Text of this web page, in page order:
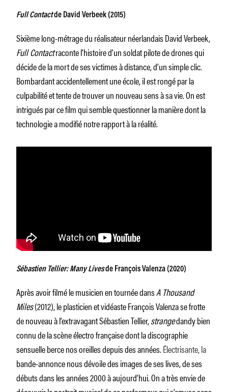
Full Contactde David Verbeek (2015)
Sixième long-métrage du réalisateur néerlandais David Verbeek,
Full Contactraconte l’histoire d’un soldat pilote de drones qui
décide de la mort de ses victimes à distance, d’un simple clic.
Bombardant accidentellement une école, il est rongé par la
culpabilité et tente de trouver un nouveau sens à sa vie. On est
intrigués par ce film qui semble questionner la manière dont la
technologie a modifié notre rapport à la réalité.
Sébastien Tellier: Many Livesde François Valenza (2020)
Après avoir filmé le musicien en tournée dansA Thousand
Miles(2012), le plasticien et vidéaste François Valenza se frotte
de nouveau à l’extravagant Sébastien Tellier,strangedandy bien
connu de la scène électro française dont la discographie
sensuelle berce nos oreilles depuis des années.Électrisante, la
bande-annonce nous dévoile des images de ses lives, de ses
débuts dans les années 2000 à aujourd’hui. On a très envie de